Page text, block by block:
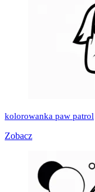
kolorowanka paw patrol
Zobacz